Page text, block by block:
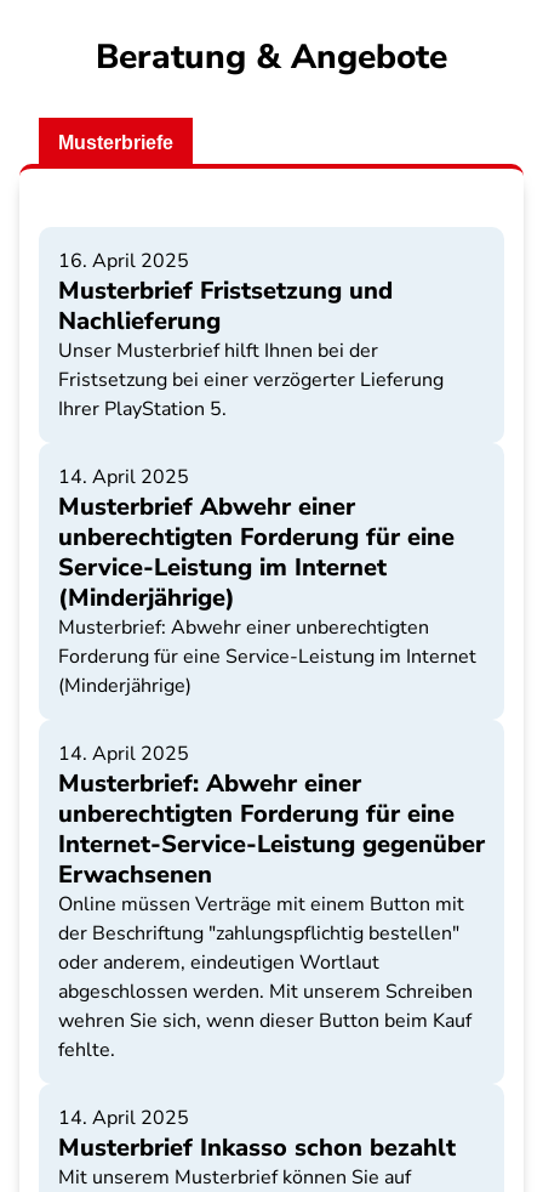
Beratung & Angebote
Musterbriefe
16. April 2025
Musterbrief Fristsetzung und
Nachlieferung
Unser Musterbrief hilft Ihnen bei der
Fristsetzung bei einer verzögerter Lieferung
Ihrer PlayStation 5.
14. April 2025
Musterbrief Abwehr einer
unberechtigten Forderung für eine
Service-Leistung im Internet
(Minderjährige)
Musterbrief: Abwehr einer unberechtigten
Forderung für eine Service-Leistung im Internet
(Minderjährige)
14. April 2025
Musterbrief: Abwehr einer
unberechtigten Forderung für eine
Internet-Service-Leistung gegenüber
Erwachsenen
Online müssen Verträge mit einem Button mit
der Beschriftung "zahlungspflichtig bestellen"
oder anderem, eindeutigen Wortlaut
abgeschlossen werden. Mit unserem Schreiben
wehren Sie sich, wenn dieser Button beim Kauf
fehlte.
14. April 2025
Musterbrief Inkasso schon bezahlt
Mit unserem Musterbrief können Sie auf